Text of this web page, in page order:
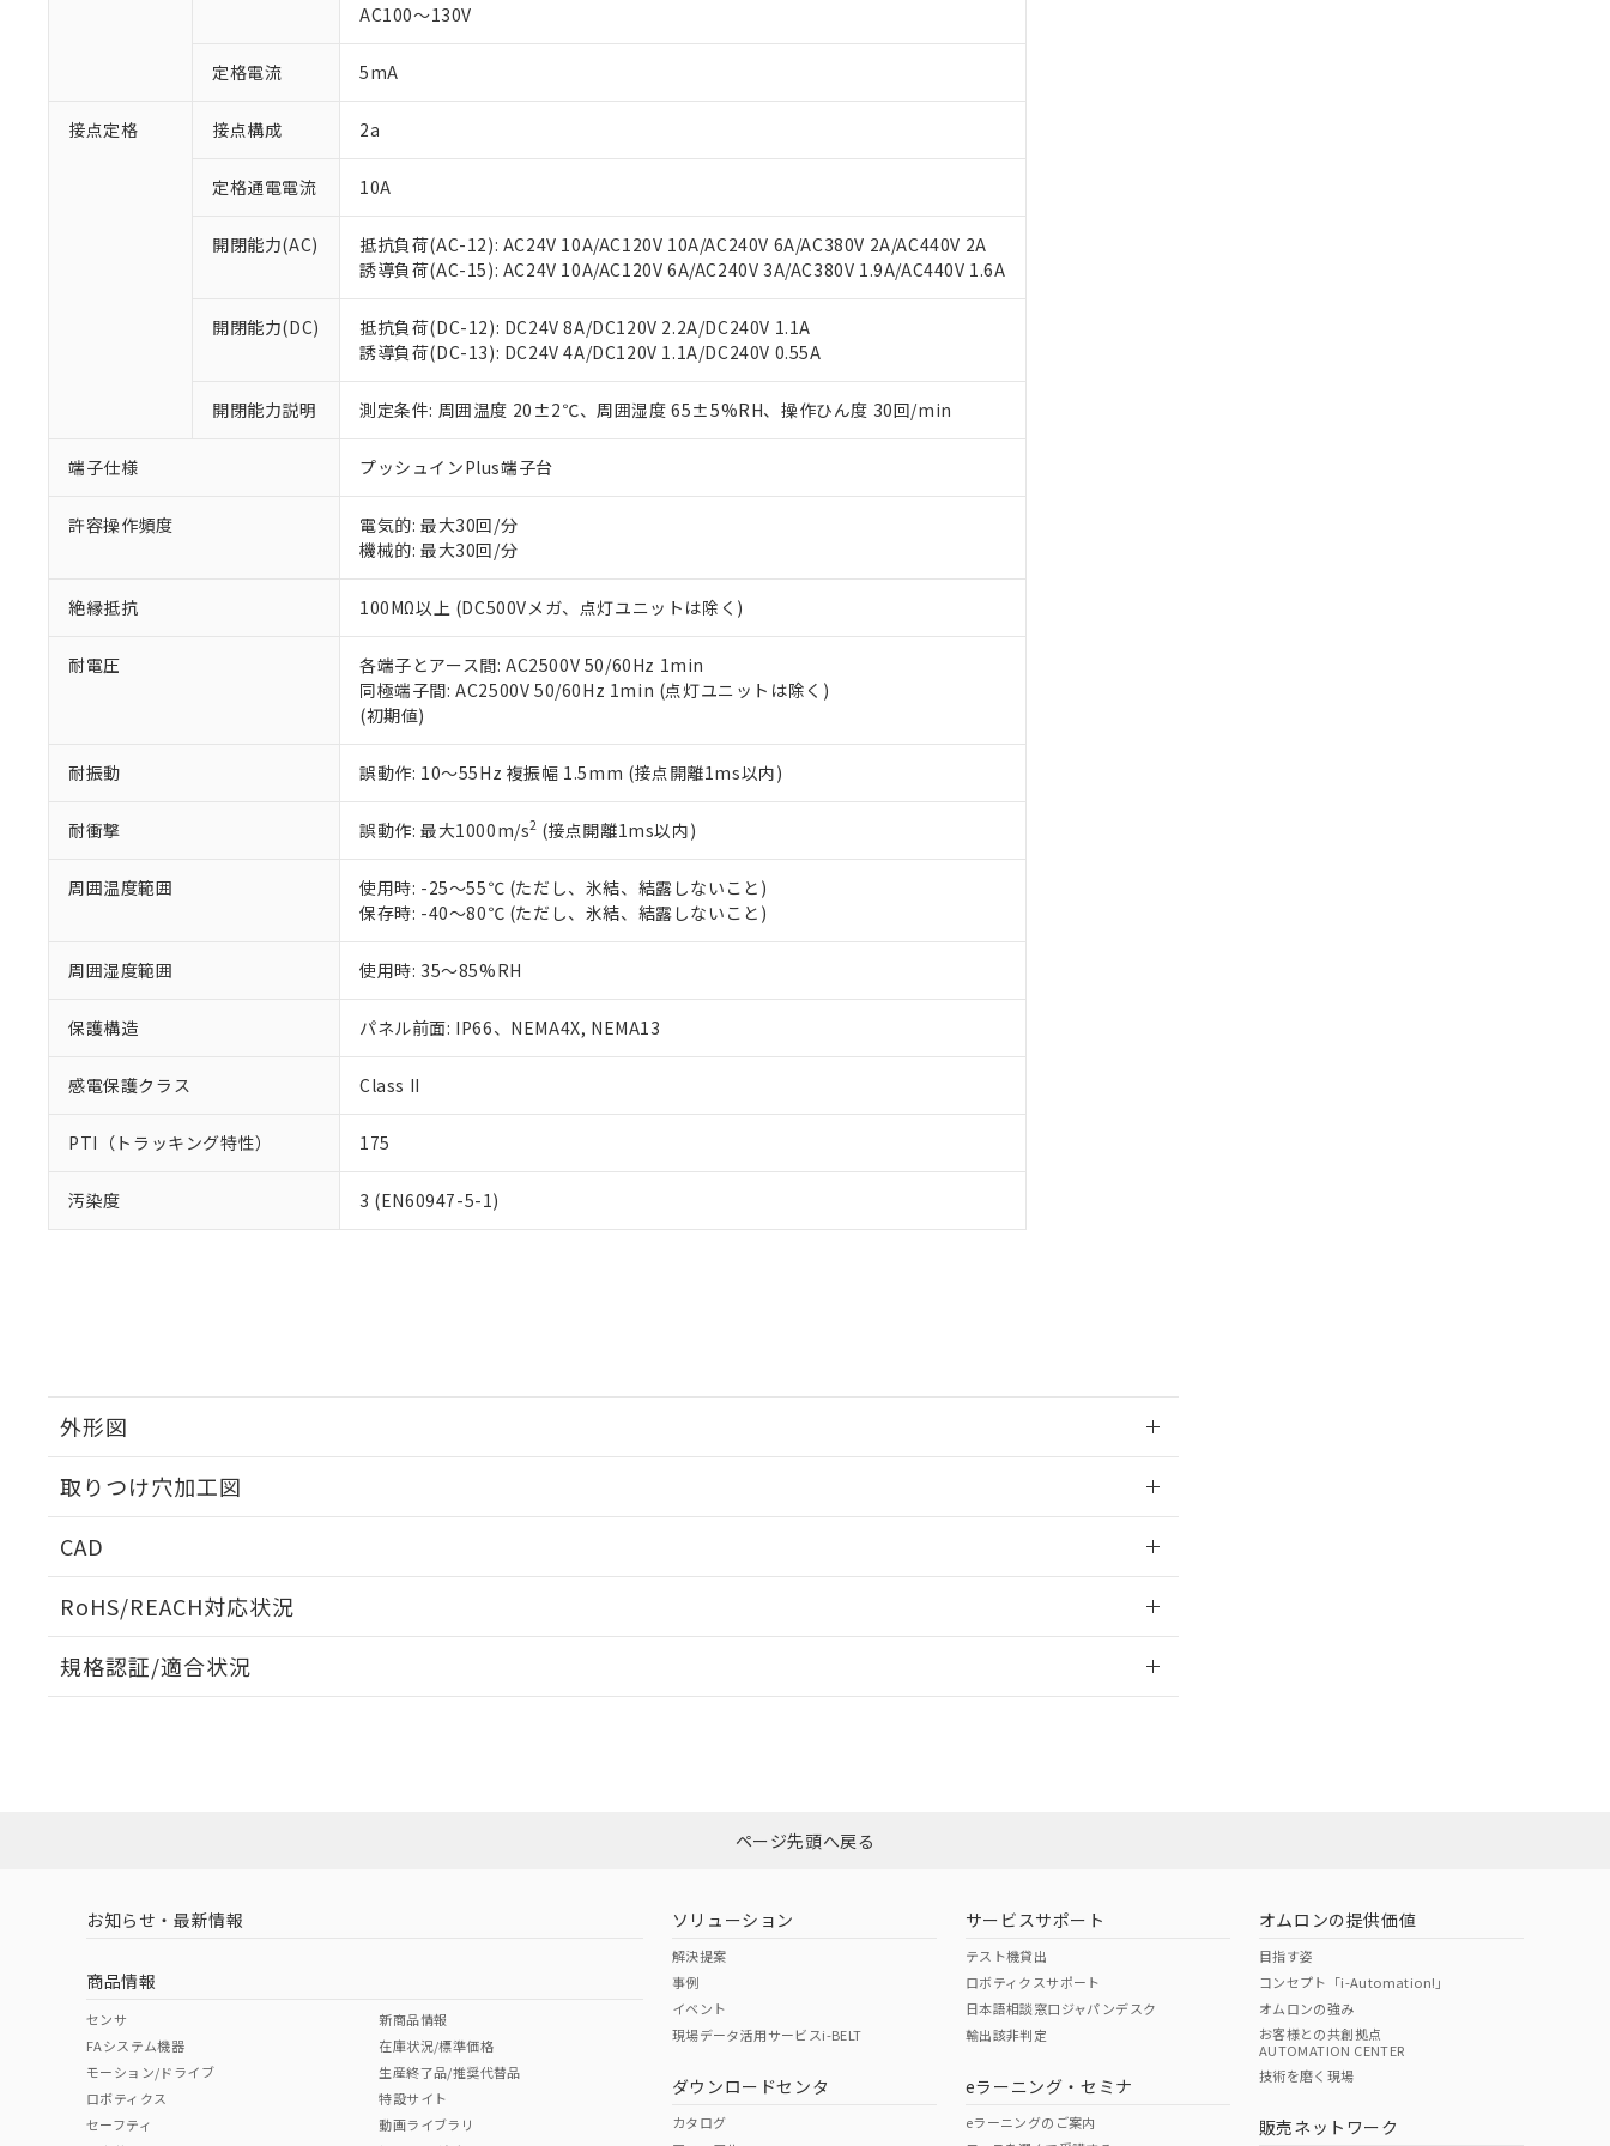
AC100～130V
定格電流 5mA
接点定格 接点構成 2a
定格通電電流 10A
開閉能力(AC)
抵抗負荷(AC-12): AC24V 10A/AC120V 10A/AC240V 6A/AC380V 2A/AC440V 2A
誘導負荷(AC-15): AC24V 10A/AC120V 6A/AC240V 3A/AC380V 1.9A/AC440V 1.6A
開閉能力(DC)
抵抗負荷(DC-12): DC24V 8A/DC120V 2.2A/DC240V 1.1A
誘導負荷(DC-13): DC24V 4A/DC120V 1.1A/DC240V 0.55A
開閉能力説明 測定条件: 周囲温度 20±2℃、周囲湿度 65±5%RH、操作ひん度 30回/min
端子仕様 プッシュインPlus端子台
許容操作頻度
電気的: 最大30回/分
機械的: 最大30回/分
絶縁抵抗 100MΩ以上 (DC500Vメガ、点灯ユニットは除く)
耐電圧
各端子とアース間: AC2500V 50/60Hz 1min
同極端子間: AC2500V 50/60Hz 1min (点灯ユニットは除く)
(初期値)
耐振動 誤動作: 10～55Hz 複振幅 1.5mm (接点開離1ms以内)
耐衝撃 誤動作: 最大1000m/s2 (接点開離1ms以内)
周囲温度範囲
使用時: -25～55℃ (ただし、氷結、結露しないこと)
保存時: -40～80℃ (ただし、氷結、結露しないこと)
周囲湿度範囲 使用時: 35～85%RH
保護構造 パネル前面: IP66、NEMA4X, NEMA13
感電保護クラス Class II
PTI（トラッキング特性） 175
汚染度 3 (EN60947-5-1)
外形図
取りつけ穴加工図
CAD
RoHS/REACH対応状況
EU RoHS 注意事項・凡例
ダウンロードはこちら
中国 RoHS 注意事項・凡例
中国 RoHS表
Pb Hg Cr(VI)
規格認証/適合状況
以下の条件をお読みいただき、同意のうえご利用ください。
正式な納期状況および標準価格はお客様のお取引先、またはお客様担当のオムロン制御機器販売店・
当社販売員にご相談ください。
オムロン制御機器販売店や当社販売拠点は「販売ネットワーク
」をご確認ください。
在庫状況および標準価格結果を当社の事前の承諾なく第三者に漏洩または開示しないようお願いしま
す。
マイパーツ機能（部品リスト作成サービス）をご利用いただくには、I-Webメンバーズにご登録され
ている必要があります。
が、当社の製品・サービスに関するお客様との取引・商談に必要な範囲で利用することをご了承くだ
さい。
※当社の共同利用者とは、
いる法人を指します。
があります。
*EU RoHS指令（10物質）：
六価クロム(Cr(Ⅵ)) 1000ppm以下、ポリ臭化ビフェニル類(PBB) 1000ppm以下、ポリ臭化ジフェニルエーテル類(PBDE) 1000ppm以下、
但し、RoHS指令で産業用監視および制御機器に対する適用除外項目は除く。
フタル酸エステル類の４物質については閾値を超える意図的な使用がないことを確認しています。
※2 対応予定月
部品在庫の切り替え状況などにより、予定月が前後することがあります。
※3 非含有証明書ダウンロード
EU RoHS指令（10物質）の非含有証明書
51物質の非含有証明書（当社基準）
※本証明書は発行日時点で非含有を証明するもので、過去に遡って非含有を証明するものではありません。
また、RoHS指令のフタル酸エステル類４物質の対応では、対応完了までの期間は出荷製品に未対応品が
混在することから備考欄に対応日を記載しておりました。
既に当社にて対応品への在庫切替を完了していることから、特段のことがない限り、2022年1月12日よ
「×」：最大均質材料含有率が中国RoHSの基準値を超えていることを示します。
「－」：未確認です。当社販売部門へお問い合わせください。
Pb(鉛) :1000ppm、 Hg(水銀) : 1000ppm、 Cd(カドミウム) : 100ppm、
DBP(フタル酸ジブチル) : 1000ppm、 DIBP(フタル酸ジイソブチル) : 1000ppm、 BBP(フタル酸ブチルベンジル) : 1000ppm、
※2 環境保護使用期限
「ｅ」：有害物質（10物質）のすべてが基準値以下であることを示します。
「10」：通常の使用状況下において有害物質が外部に漏えいし、環境に深刻な影響を及ぼさない年数を意
味します。
「－」：未確認です。当社販売部門へお問い合わせください。
う）を輸出または国外への提供する場合は、日本国政府の輸出許可(または役務取引許可)を取得する
置等に一切使用いたしません。
当社は、貴社製品を第三者に販売する場合は、上記1、2および3の内容を当該第三者に通知します。
また当社は、販売先および販売に係わる関係者が違法に輸出するおそれがある場合は、取り引きをい
たしません。
記
説明
△ 一定数には満たないが在庫あり
－
在庫なし(最新の在庫状況については、お客様のお取引先、またはお客様担当のオムロン制御
機器販売店・当社販売員にご確認ください)
空
白
受注生産機種、また在庫状況の情報を公開していない機種
ページ先頭へ戻る
お知らせ・最新情報
商品情報
センサ
FAシステム機器
モーション/ドライブ
ロボティクス
セーフティ
新商品情報
在庫状況/標準価格
生産終了品/推奨代替品
特設サイト
動画ライブラリ
ソリューション
解決提案
事例
イベント
現場データ活用サービスi-BELT
ダウンロードセンタ
カタログ
サービスサポート
テスト機貸出
ロボティクスサポート
日本語相談窓口ジャパンデスク
輸出該非判定
eラーニング・セミナ
eラーニングのご案内
オムロンの提供価値
目指す姿
コンセプト「i-Automation!」
オムロンの強み
お客様との共創拠点
AUTOMATION CENTER
技術を磨く現場
販売ネットワーク